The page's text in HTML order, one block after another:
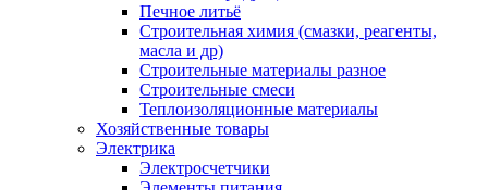
Печное литьё
Строительная химия (смазки, реагенты,
масла и др)
Строительные материалы разное
Строительные смеси
Теплоизоляционные материалы
Хозяйственные товары
Электрика
Электросчетчики